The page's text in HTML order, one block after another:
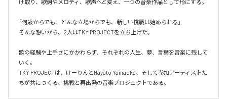
け取り、歌詞やメロディ、歌声へと変え、一つの音楽作品として形にする。
「何歳からでも、どんな立場からでも、新しい挑戦は始められる」
そんな想いから、2人はTKY PROJECTを立ち上げた。
歌の経験や上手さにかかわらず、それぞれの人生、夢、言葉を音楽に残して
いく。
TKY PROJECTは、けーりんとHayato Yamaoka、そして参加アーティストた
ちが共につくる、挑戦と再出発の音楽プロジェクトである。